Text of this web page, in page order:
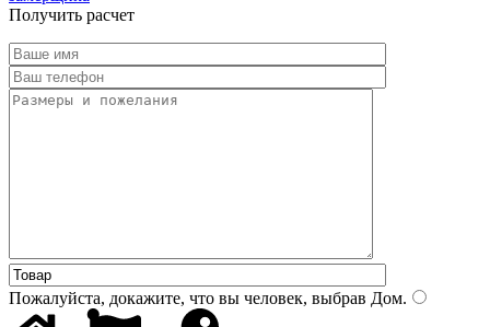
Получить расчет
Пожалуйста, докажите, что вы человек, выбрав Дом.